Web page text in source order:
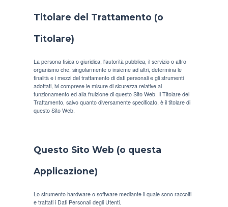
Titolare del Trattamento (o
Titolare)
La persona fisica o giuridica, l'autorità pubblica, il servizio o altro
organismo che, singolarmente o insieme ad altri, determina le
finalità e i mezzi del trattamento di dati personali e gli strumenti
adottati, ivi comprese le misure di sicurezza relative al
funzionamento ed alla fruizione di questo Sito Web. Il Titolare del
Trattamento, salvo quanto diversamente specificato, è il titolare di
questo Sito Web.
Questo Sito Web (o questa
Applicazione)
Lo strumento hardware o software mediante il quale sono raccolti
e trattati i Dati Personali degli Utenti.